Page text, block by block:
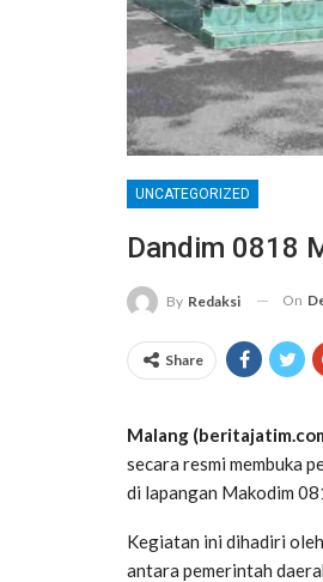
UNCATEGORIZED
Dandim 0818
By Redaksi On
Share
Malang
secara resmi membuka
di lapangan Makodim
Kegiatan ini dihadiri
antara pemerintah